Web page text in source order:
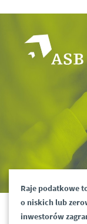
Raje podatkowe
o niskich lub
inwestorów